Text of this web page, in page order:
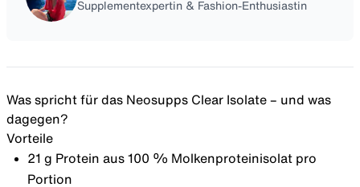
Supplementexpertin & Fashion-Enthusiastin
Was spricht für das Neosupps Clear Isolate – und was
dagegen?
Vorteile
21 g Protein aus 100 % Molkenproteinisolat pro
Portion